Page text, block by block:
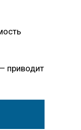
приводит